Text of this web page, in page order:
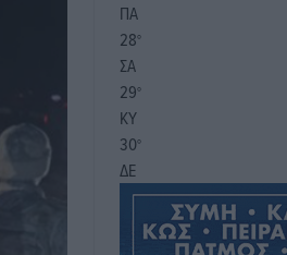
ΠΑ
28°
ΣΑ
29°
ΚΥ
30°
ΔΕ